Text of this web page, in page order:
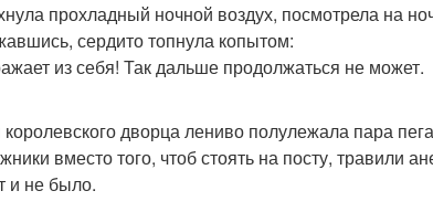
прохладный ночной воздух, посмотрела на
сердито топнула копытом:
из себя! Так дальше продолжаться не может.
дворца лениво полулежала пара
вместо того, чтоб стоять на посту, травили
и не было.